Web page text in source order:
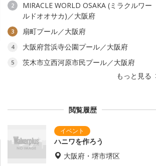
2
MIRACLE WORLD OSAKA (ミラクルワー
ルドオオサカ)／大阪府
3 扇町プール／大阪府
4 大阪府営浜寺公園プール／大阪府
5
茨木市立西河原市民プール／大阪府
もっと見る
閲覧履歴
ハニワを作ろう
大阪府・堺市堺区